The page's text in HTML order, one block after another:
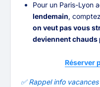
Pour un Paris-Lyon
lendemain,
on veut pas vous
deviennent chauds
Réserver
✅ Rappel info vacances